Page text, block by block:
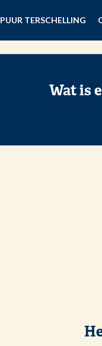
PUUR TERSCHELLING
Wat is